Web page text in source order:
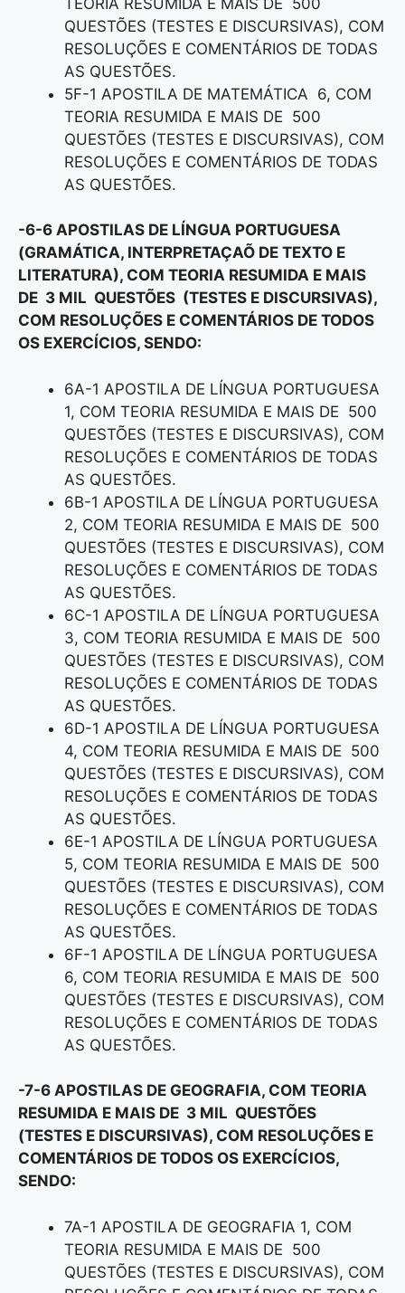
QUESTÕES (TESTES E DISCURSIVAS), COM
RESOLUÇÕES E COMENTÁRIOS DE TODAS
AS QUESTÕES.
5F-1 APOSTILA DE MATEMÁTICA 6, COM
TEORIA RESUMIDA E MAIS DE 500
QUESTÕES (TESTES E DISCURSIVAS), COM
RESOLUÇÕES E COMENTÁRIOS DE TODAS
AS QUESTÕES.
-6-6 APOSTILAS DE LÍNGUA PORTUGUESA
(GRAMÁTICA, INTERPRETAÇAÕ DE TEXTO E
LITERATURA), COM TEORIA RESUMIDA E MAIS
DE 3 MIL QUESTÕES (TESTES E DISCURSIVAS),
COM RESOLUÇÕES E COMENTÁRIOS DE TODOS
OS EXERCÍCIOS, SENDO:
6A-1 APOSTILA DE LÍNGUA PORTUGUESA
1, COM TEORIA RESUMIDA E MAIS DE 500
QUESTÕES (TESTES E DISCURSIVAS), COM
RESOLUÇÕES E COMENTÁRIOS DE TODAS
AS QUESTÕES.
6B-1 APOSTILA DE LÍNGUA PORTUGUESA
2, COM TEORIA RESUMIDA E MAIS DE 500
QUESTÕES (TESTES E DISCURSIVAS), COM
RESOLUÇÕES E COMENTÁRIOS DE TODAS
AS QUESTÕES.
6C-1 APOSTILA DE LÍNGUA PORTUGUESA
3, COM TEORIA RESUMIDA E MAIS DE 500
QUESTÕES (TESTES E DISCURSIVAS), COM
RESOLUÇÕES E COMENTÁRIOS DE TODAS
AS QUESTÕES.
6D-1 APOSTILA DE LÍNGUA PORTUGUESA
4, COM TEORIA RESUMIDA E MAIS DE 500
QUESTÕES (TESTES E DISCURSIVAS), COM
RESOLUÇÕES E COMENTÁRIOS DE TODAS
AS QUESTÕES.
6E-1 APOSTILA DE LÍNGUA PORTUGUESA
5, COM TEORIA RESUMIDA E MAIS DE 500
QUESTÕES (TESTES E DISCURSIVAS), COM
RESOLUÇÕES E COMENTÁRIOS DE TODAS
AS QUESTÕES.
6F-1 APOSTILA DE LÍNGUA PORTUGUESA
6, COM TEORIA RESUMIDA E MAIS DE 500
QUESTÕES (TESTES E DISCURSIVAS), COM
RESOLUÇÕES E COMENTÁRIOS DE TODAS
AS QUESTÕES.
-7-6 APOSTILAS DE GEOGRAFIA, COM TEORIA
RESUMIDA E MAIS DE 3 MIL QUESTÕES
(TESTES E DISCURSIVAS), COM RESOLUÇÕES E
COMENTÁRIOS DE TODOS OS EXERCÍCIOS,
SENDO:
7A-1 APOSTILA DE GEOGRAFIA 1, COM
TEORIA RESUMIDA E MAIS DE 500
QUESTÕES (TESTES E DISCURSIVAS), COM